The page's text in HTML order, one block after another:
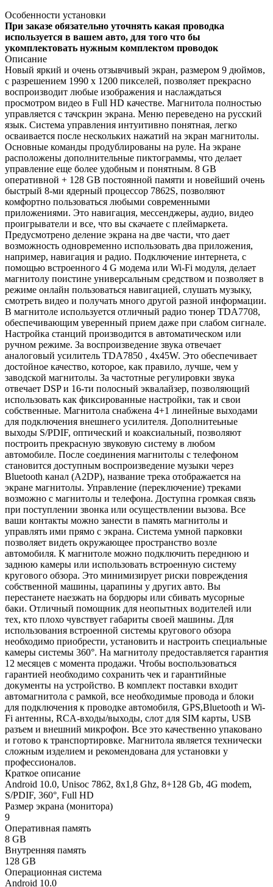
Особенности установки
При заказе обязательно уточнять какая проводка
используется в вашем авто, для того что бы
укомплектовать нужным комплектом проводок
Описание
Новый яркий и очень отзывчивый экран, размером 9 дюймов,
с разрешением 1990 х 1200 пикселей, позволяет прекрасно
воспроизводит любые изображения и наслаждаться
просмотром видео в Full HD качестве. Магнитола полностью
управляется с тачскрин экрана. Меню переведено на русский
язык. Система управления интуитивно понятная, легко
осваивается после нескольких нажатий на экран магнитолы.
Основные команды продублированы на руле. На экране
расположены дополнительные пиктограммы, что делает
управление еще более удобным и понятным. 8 GB
оперативной + 128 GB постоянной памяти и новейший очень
быстрый 8-ми ядерный процессор 7862S, позволяют
комфортно пользоваться любыми современными
приложениями. Это навигация, мессенджеры, аудио, видео
проигрыватели и все, что вы скачаете с плеймаркета.
Предусмотрено деление экрана на две части, что дает
возможность одновременно использовать два приложения,
например, навигация и радио. Подключение интернета, с
помощью встроенного 4 G модема или Wi-Fi модуля, делает
магнитолу поистине универсальным средством и позволяет в
режиме онлайн пользоваться навигацией, слушать музыку,
смотреть видео и получать много другой разной информации.
В магнитоле используется отличный радио тюнер TDA7708,
обеспечивающим уверенный прием даже при слабом сигнале.
Настройка станций производится в автоматическом или
ручном режиме. За воспроизведение звука отвечает
аналоговый усилитель TDA7850 , 4x45W. Это обеспечивает
достойное качество, которое, как правило, лучше, чем у
заводской магнитолы. За частотные регулировки звука
отвечает DSP и 16-ти полосный эквалайзер, позволяющий
использовать как фиксированные настройки, так и свои
собственные. Магнитола снабжена 4+1 линейные выходами
для подключения внешнего усилителя. Дополнитеьные
выходы S/PDIF, оптический и коаксиальный, позволяют
построить прекрасную звуковую систему в любом
автомобиле. После соединения магнитолы с телефоном
становится доступным воспроизведение музыки через
Bluetooth канал (A2DP), название трека отображается на
экране магнитолы. Управление (переключение) треками
возможно с магнитолы и телефона. Доступна громкая связь
при поступлении звонка или осуществлении вызова. Все
ваши контакты можно занести в память магнитолы и
управлять ими прямо с экрана. Система умной парковки
позволяет видеть окружающее пространство возле
автомобиля. К магнитоле можно подключить переднюю и
заднюю камеры или использовать встроенную систему
кругового обзора. Это минимизирует риски повреждения
собственной машины, царапины у других авто. Вы
перестанете наезжать на бордюры или сбивать мусорные
баки. Отличный помощник для неопытных водителей или
тех, кто плохо чувствует габариты своей машины. Для
использования встроенной системы кругового обзора
необходимо приобрести, установить и настроить специальные
камеры системы 360°. На магнитолу предоставляется гарантия
12 месяцев с момента продажи. Чтобы воспользоваться
гарантией необходимо сохранить чек и гарантийные
документы на устройство. В комплект поставки входит
автомагнитола с рамкой, все необходимые провода и блоки
для подключения к проводке автомобиля, GPS,Bluetooth и Wi-
Fi антенны, RCA-входы/выходы, слот для SIM карты, USB
разъем и внешний микрофон. Все это качественно упаковано
и готово к транспортировке. Магнитола является технически
сложным изделием и рекомендована для установки у
профессионалов.
Краткое описание
Android 10.0, Unisoc 7862, 8х1,8 Ghz, 8+128 Gb, 4G modem,
S/PDIF, 360°, Full HD
Размер экрана (монитора)
9
Оперативная память
8 GB
Внутренняя память
128 GB
Операционная система
Android 10.0